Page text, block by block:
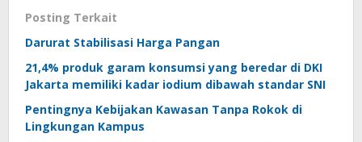
Posting Terkait
Darurat Stabilisasi Harga Pangan
21,4% produk garam konsumsi yang beredar di DKI
Jakarta memiliki kadar iodium dibawah standar SNI
Pentingnya Kebijakan Kawasan Tanpa Rokok di
Lingkungan Kampus